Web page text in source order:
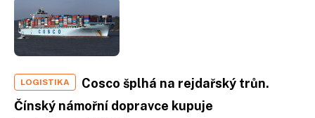
LOGISTIKA
Cosco šplhá na rejdařský trůn.
Čínský námořní dopravce kupuje